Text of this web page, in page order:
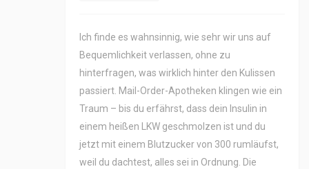
Ich finde es wahnsinnig, wie sehr wir uns auf
Bequemlichkeit verlassen, ohne zu
hinterfragen, was wirklich hinter den Kulissen
passiert. Mail-Order-Apotheken klingen wie ein
Traum – bis du erfährst, dass dein Insulin in
einem heißen LKW geschmolzen ist und du
jetzt mit einem Blutzucker von 300 rumläufst,
weil du dachtest, alles sei in Ordnung. Die